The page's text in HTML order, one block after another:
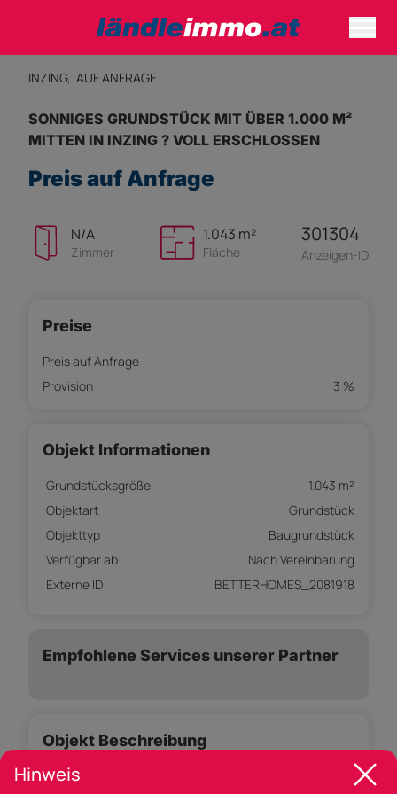
INZING, AUF ANFRAGE
SONNIGES GRUNDSTÜCK MIT ÜBER 1.000 M²
MITTEN IN INZING ? VOLL ERSCHLOSSEN
Preis auf Anfrage
N/A
Zimmer
1.043 m²
Fläche
301304
Anzeigen-ID
Preise
Preis auf Anfrage
Provision
3 %
Objekt Informationen
Grundstücksgröße
1.043 m²
Objektart
Grundstück
Objekttyp
Baugrundstück
Verfügbar ab
Nach Vereinbarung
Externe ID
BETTERHOMES_2081918
Empfohlene Services unserer Partner
Objekt Beschreibung
SONNIGES GRUNDSTÜCK MIT ÜBER 1.000 M² MITTEN IN
Hinweis